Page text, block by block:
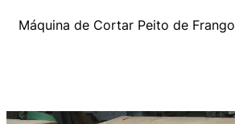
Máquina de Cortar Peito de Frango